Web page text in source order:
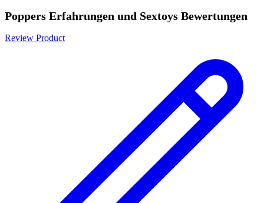
Poppers Erfahrungen und Sextoys Bewertungen
Review Product